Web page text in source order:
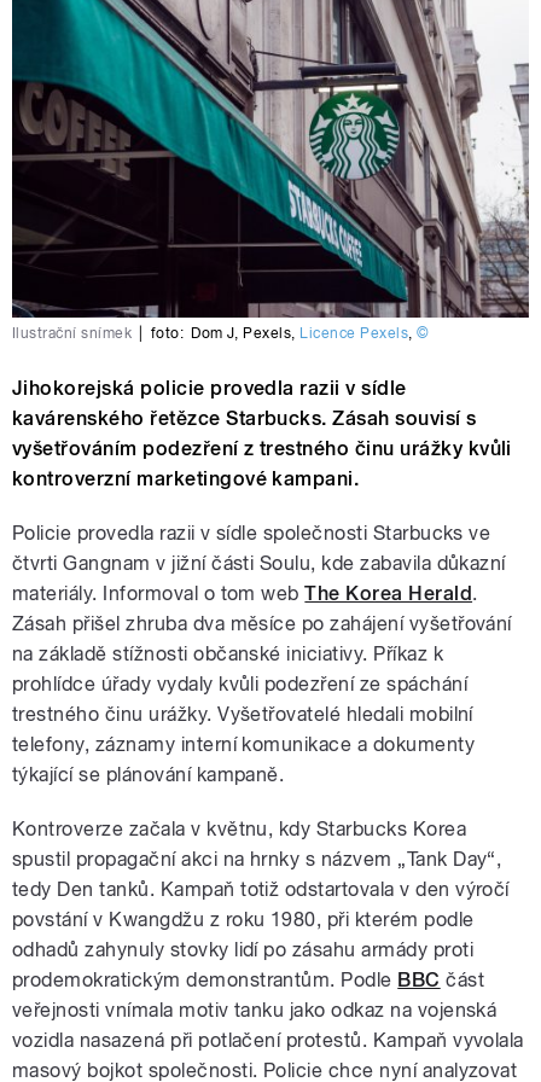
Ilustrační snímek foto: Dom J ,Pexels Licence Pexels ©
Jihokorejská policie provedla razii v sídle
kavárenského řetězce Starbucks. Zásah souvisí s
vyšetřováním podezření z trestného činu urážky kvůli
kontroverzní marketingové kampani.
Policie provedla razii v sídle společnosti Starbucks ve
čtvrti Gangnam v jižní části Soulu, kde zabavila důkazní
materiály. Informoval o tom webThe Korea Herald.
Zásah přišel zhruba dva měsíce po zahájení vyšetřování
na základě stížnosti občanské iniciativy. Příkaz k
prohlídce úřady vydaly kvůli podezření ze spáchání
trestného činu urážky. Vyšetřovatelé hledali mobilní
telefony, záznamy interní komunikace a dokumenty
týkající se plánování kampaně.
Kontroverze začala v květnu, kdy Starbucks Korea
spustil propagační akci na hrnky s názvem „Tank Day“,
tedy Den tanků. Kampaň totiž odstartovala v den výročí
povstání v Kwangdžu z roku 1980, při kterém podle
odhadů zahynuly stovky lidí po zásahu armády proti
prodemokratickým demonstrantům. Podle BBC část
veřejnosti vnímala motiv tanku jako odkaz na vojenská
vozidla nasazená při potlačení protestů. Kampaň vyvolala
masový bojkot společnosti. Policie chce nyní analyzovat